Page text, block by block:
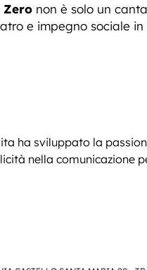
Zero non è solo un
e impegno sociale
ha sviluppato la
nella comunicazione